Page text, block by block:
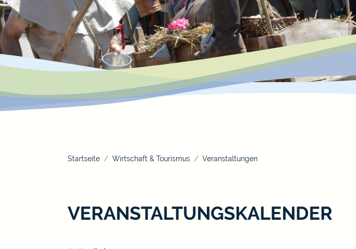
Startseite Wirtschaft & Tourismus Veranstaltungen
VERANSTALTUNGSKALENDER